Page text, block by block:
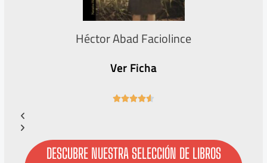
Héctor Abad Faciolince
Ver Ficha

5
DESCUBRE NUESTRA SELECCIÓN DE LIBROS